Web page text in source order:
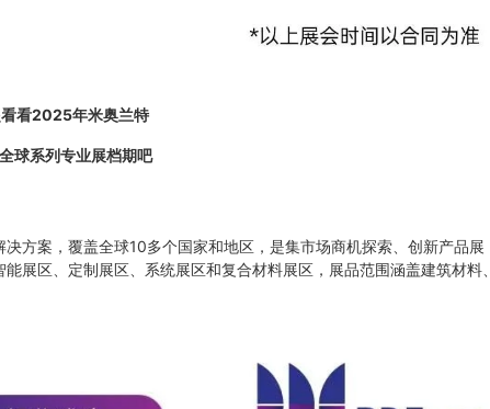
看2025年米奥兰特
球系列专业展档期吧
方案，覆盖全球10多个国家和地区，是集市场商机探索、创新产品展
展区、定制展区、系统展区和复合材料展区，展品范围涵盖建筑材料、